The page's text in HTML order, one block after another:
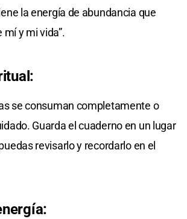
la energía de abundancia que
y mi vida”.
se consuman completamente o
Guarda el cuaderno en un lugar
revisarlo y recordarlo en el